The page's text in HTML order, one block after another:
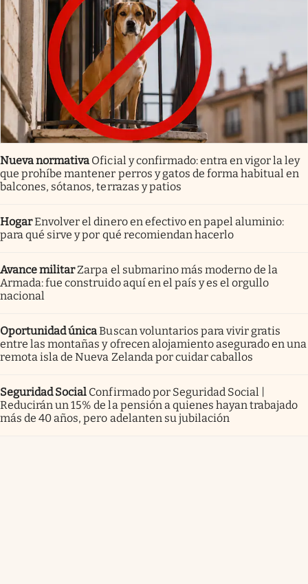
Nueva normativa Oficial y confirmado: entra en vigor la ley
que prohíbe mantener perros y gatos de forma habitual en
balcones, sótanos, terrazas y patios
HogarEnvolver el dinero en efectivo en papel aluminio:
para qué sirve y por qué recomiendan hacerlo
Avance militarZarpa el submarino más moderno de la
Armada: fue construido aquí en el país y es el orgullo
nacional
Oportunidad únicaBuscan voluntarios para vivir gratis
entre las montañas y ofrecen alojamiento asegurado en una
remota isla de Nueva Zelanda por cuidar caballos
Seguridad Social Confirmado por Seguridad Social |
Reducirán un 15% de la pensión a quienes hayan trabajado
más de 40 años, pero adelanten su jubilación